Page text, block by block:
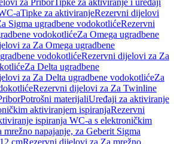
za PriborTipke za aktiviranje i uređaji
aTipke za aktiviranjeRezervni dijelovi
Sigma ugradbene vodokotlićeRezervni
vodokotlićeZa Omega ugradbene
za Za Omega ugradbene
vodokotlićeRezervni dijelovi za Za
Za Delta ugradbene
za Za Delta ugradbene vodokotlićeZa
Rezervni dijelovi za Za Twinline
Potrošni materijaliUređaji za aktiviranje
aktiviranjem ispiranjaRezervni
ispiranja WC-a s elektroničkim
mrežno napajanje, za Geberit Sigma
cmRezervni dijelovi za Za mrežno